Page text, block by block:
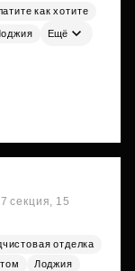
как хотите
Ещё
секция, 15
отделка
Лоджия